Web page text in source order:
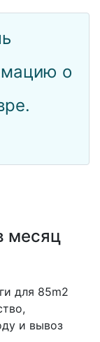
о
месяц
для 85m2
и вывоз